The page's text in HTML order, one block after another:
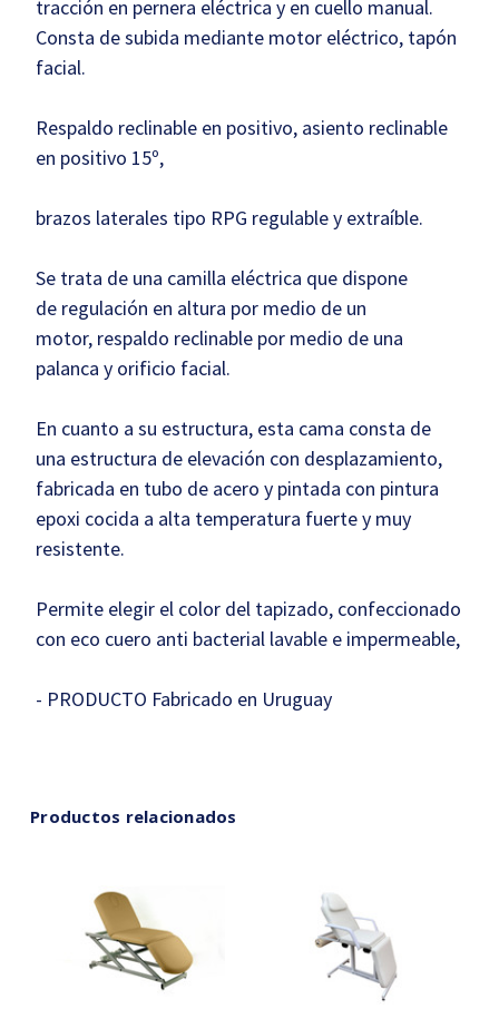
tracción en pernera eléctrica y en cuello manual.
Consta de subida mediante motor eléctrico, tapón
facial.
Respaldo reclinable en positivo, asiento reclinable
en positivo 15º,
brazos laterales tipo RPG regulable y extraíble.
Se trata de una camilla eléctrica que dispone
de regulación en altura por medio de un
motor, respaldo reclinable por medio de una
palanca y orificio facial.
En cuanto a su estructura, esta cama consta de
una estructura de elevación con desplazamiento,
fabricada en tubo de acero y pintada con pintura
epoxi cocida a alta temperatura fuerte y muy
resistente.
Permite elegir el color del tapizado, confeccionado
con eco cuero anti bacterial lavable e impermeable,
- PRODUCTO Fabricado en Uruguay
Productos relacionados